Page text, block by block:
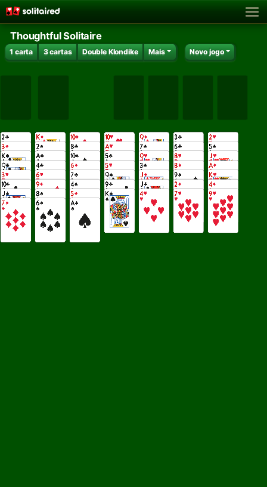
Thoughtful Solitaire
1 carta 3 cartas Double Klondike Mais Novo jogo